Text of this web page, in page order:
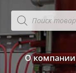
Поиск
товаров
О компании